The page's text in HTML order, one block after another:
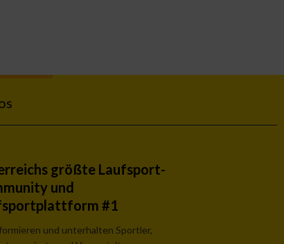
größte Laufsport-
und
#1
und unterhalten Sportler,